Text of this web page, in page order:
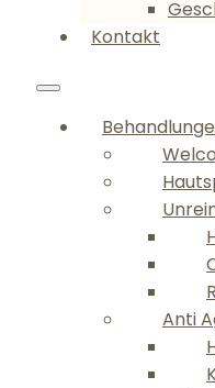
Kontakt
Anti